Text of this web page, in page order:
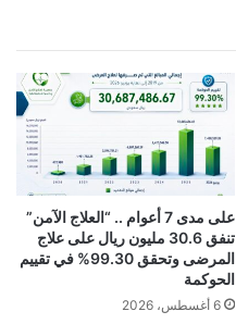
على مدى 7 أعوام .. “العلاج الآمن”
تنفق 30.6 مليون ريال على علاج
المرضى وتحقق 99.30% في تقييم
الحوكمة
6 أغسطس، 2026